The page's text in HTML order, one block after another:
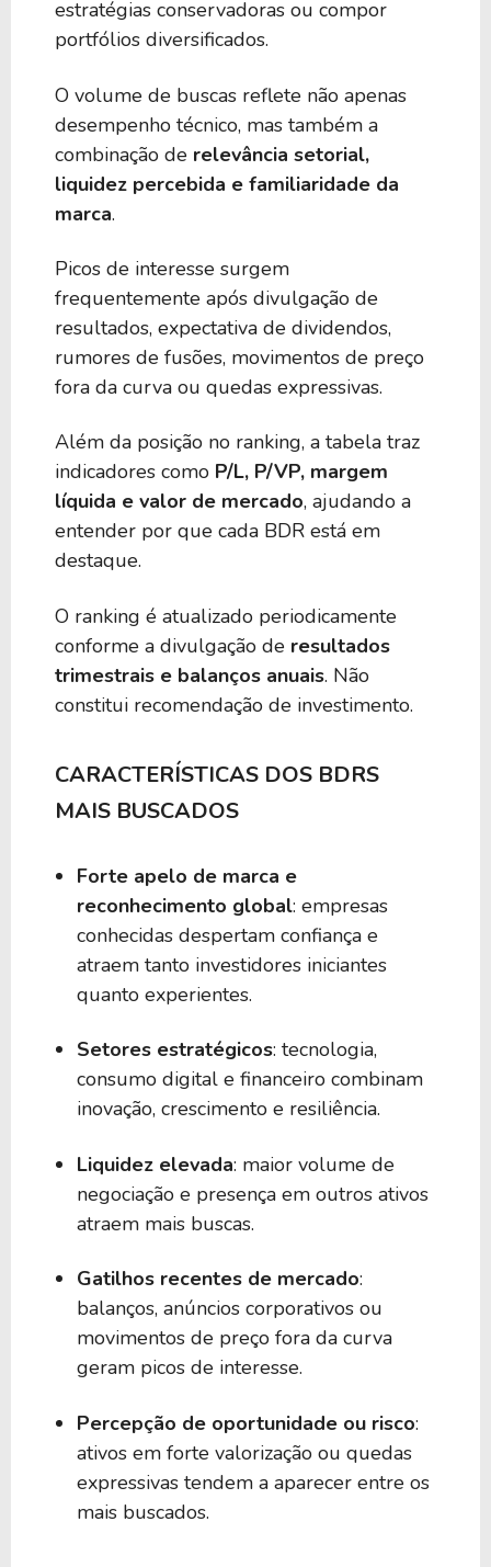
estratégias conservadoras ou compor
portfólios diversificados.
O volume de buscas reflete não apenas
desempenho técnico, mas também a
combinação de relevância setorial,
liquidez percebida e familiaridade da
marca.
Picos de interesse surgem
frequentemente após divulgação de
resultados, expectativa de dividendos,
rumores de fusões, movimentos de preço
fora da curva ou quedas expressivas.
Além da posição no ranking, a tabela traz
indicadores como P/L, P/VP, margem
líquida e valor de mercado, ajudando a
entender por que cada BDR está em
destaque.
O ranking é atualizado periodicamente
conforme a divulgação de resultados
trimestrais e balanços anuais. Não
constitui recomendação de investimento.
CARACTERÍSTICAS DOS BDRS
MAIS BUSCADOS
Forte apelo de marca e
reconhecimento global: empresas
conhecidas despertam confiança e
atraem tanto investidores iniciantes
quanto experientes.
Setores estratégicos: tecnologia,
consumo digital e financeiro combinam
inovação, crescimento e resiliência.
Liquidez elevada: maior volume de
negociação e presença em outros ativos
atraem mais buscas.
Gatilhos recentes de mercado:
balanços, anúncios corporativos ou
movimentos de preço fora da curva
geram picos de interesse.
Percepção de oportunidade ou risco:
ativos em forte valorização ou quedas
expressivas tendem a aparecer entre os
mais buscados.